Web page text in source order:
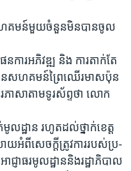
សហគមន៍មួយចំនួនមិនបានចូល
នការអភិវឌ្ឍ និង ការតាក់តែ
សហគមន៍ព្រៃឈើរមាសប៉ុន
រភាសាតាមទូរស័ព្ទថា លោក
ឋាន រហូតដល់ថ្នាក់ខេត្ត
ពីសេចក្តីត្រូវការរបស់ប្រ-
ញាធរមូលដ្ឋាននិងរដ្ឋាភិបាល